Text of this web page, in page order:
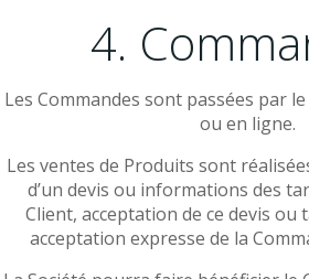
4.
Les Commandes sont passées par
ou en ligne.
Les ventes de Produits sont
d’un devis ou informations des
Client, acceptation de ce devis ou
acceptation expresse de la